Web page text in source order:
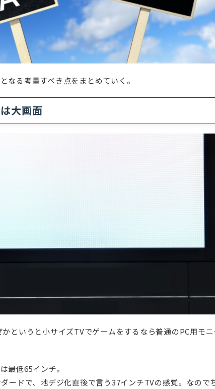
なる考量すべき点をまとめていく。
大画面
というと小サイズTVでゲームをするなら普通のPC用モニ
最低65インチ。
ードで、地デジ化直後で言う37インチTVの感覚。なので